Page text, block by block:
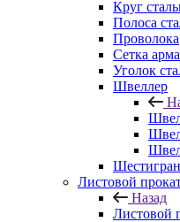
Круг
Полоса
Проволока
Сетка
Уголок
Швеллер
Листовой
Назад
Листовой